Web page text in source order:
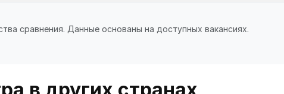
сравнения. Данные основаны на доступных вакансиях.